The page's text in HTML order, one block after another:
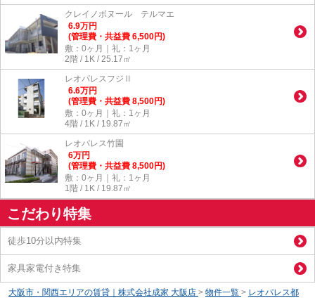
クレイノボヌール テルマエ
6.9万円
(管理費・共益費 6,500円)
敷：0ヶ月｜礼：1ヶ月
2階 / 1K / 25.17㎡
レオパレスフジⅡ
6.6万円
(管理費・共益費 8,500円)
敷：0ヶ月｜礼：1ヶ月
4階 / 1K / 19.87㎡
レオパレス竹園
6万円
(管理費・共益費 8,500円)
敷：0ヶ月｜礼：1ヶ月
1階 / 1K / 19.87㎡
こだわり特集
徒歩10分以内特集
家具家電付き特集
大阪市・関西エリアの賃貸｜株式会社成家 大阪店 > 物件一覧 > レオパレス都